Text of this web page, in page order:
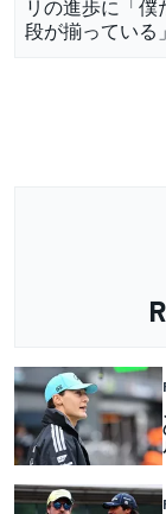
リの進歩に「
段が揃っている」